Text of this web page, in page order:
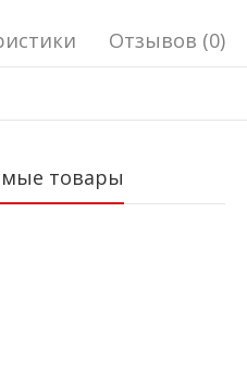
Отзывов (0)
товары